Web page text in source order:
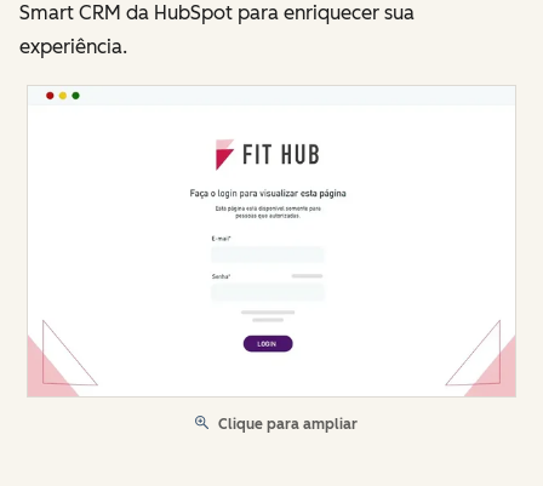
Smart CRM da HubSpot para enriquecer sua
experiência.
Clique para ampliar